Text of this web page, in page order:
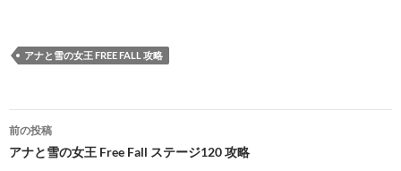
アナと雪の女王 FREE FALL 攻略
投
稿
前の投稿
アナと雪の女王 Free Fall ステージ120 攻略